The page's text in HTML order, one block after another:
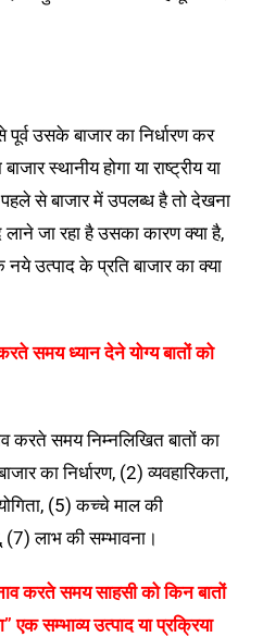
उसके बाजार का निर्धारण कर
स्थानीय होगा या राष्ट्रीय या
पहले से बाजार में उपलब्ध है तो देखना
लाने जा रहा है उसका कारण क्या है,
उत्पाद के प्रति बाजार का क्या
समय ध्यान देने योग्य बातों को
करते समय निम्नलिखित बातों का
का निर्धारण, (2) व्यवहारिकता,
(5) कच्चे माल की
लाभ की सम्भावना।
करते समय साहसी को किन बातों
एक सम्भाव्य उत्पाद या प्रक्रिया